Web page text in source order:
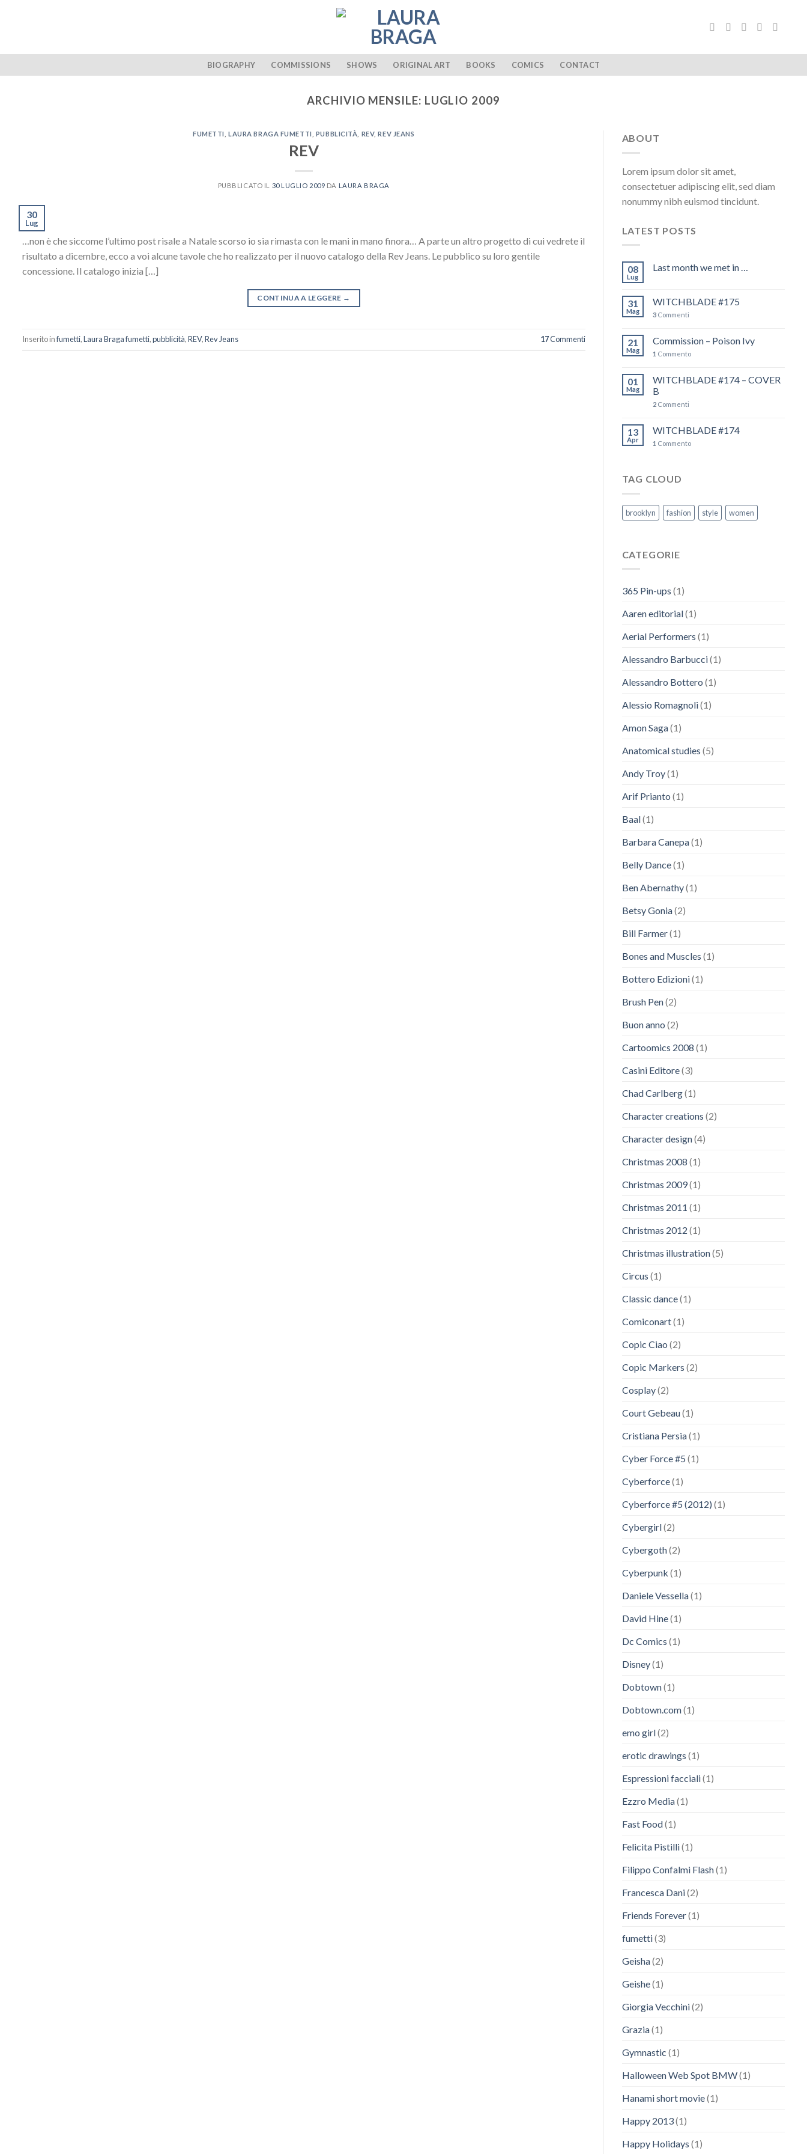
BIOGRAPHY COMMISSIONS SHOWS ORIGINAL ART BOOKS COMICS CONTACT
ARCHIVIO MENSILE: LUGLIO 2009
FUMETTI ,LAURA BRAGA FUMETTI PUBBLICITÀ REV,REV JEANS
REV
PUBBLICATO IL 30 LUGLIO 2009 DA LAURA BRAGA
30
Lug
…non è che siccome l’ultimo post risale a Natale scorso io sia rimasta con le mani in mano finora… A parte un altro progetto di cui vedrete il
risultato a dicembre, ecco a voi alcune tavole che ho realizzato per il nuovo catalogo della Rev Jeans. Le pubblico su loro gentile
concessione. Il catalogo inizia […]
CONTINUA A LEGGERE →
Inserito infumetti,Laura Braga fumetti,pubblicità,REV,Rev Jeans 17Commenti
ABOUT
Lorem ipsum dolor sit amet,
consectetuer adipiscing elit, sed diam
nonummy nibh euismod tincidunt.
LATEST POSTS
08
Lug
Last month we met in …
31
Mag
WITCHBLADE #175
3Commenti
21
Mag
Commission – Poison Ivy
1 Commento
01
Mag
WITCHBLADE #174 – COVER
B
2Commenti
13
Apr
WITCHBLADE #174
1 Commento
TAG CLOUD
brooklyn fashion style women
CATEGORIE
365 Pin-ups (1)
Aaren editorial(1)
Aerial Performers (1)
Alessandro Barbucci(1)
Alessandro Bottero (1)
Alessio Romagnoli(1)
Amon Saga(1)
Anatomical studies (5)
Andy Troy(1)
Arif Prianto (1)
Baal(1)
Barbara Canepa(1)
Belly Dance(1)
Ben Abernathy(1)
Betsy Gonia(2)
Bill Farmer(1)
Bones and Muscles (1)
Bottero Edizioni(1)
Brush Pen(2)
Buon anno (2)
Cartoomics 2008 (1)
Casini Editore(3)
Chad Carlberg(1)
Character creations (2)
Character design(4)
Christmas 2008 (1)
Christmas 2009(1)
Christmas 2011 (1)
Christmas 2012 (1)
Christmas illustration(5)
Circus (1)
Classic dance(1)
Comiconart(1)
Copic Ciao (2)
Copic Markers (2)
Cosplay(2)
Court Gebeau(1)
Cristiana Persia(1)
Cyber Force #5 (1)
Cyberforce(1)
Cyberforce #5 (2012) (1)
Cybergirl(2)
Cybergoth(2)
Cyberpunk (1)
Daniele Vessella(1)
David Hine(1)
Dc Comics (1)
Disney(1)
Dobtown(1)
Dobtown.com(1)
emo girl(2)
erotic drawings (1)
Espressioni facciali(1)
Ezzro Media(1)
Fast Food(1)
Felicita Pistilli(1)
Filippo Confalmi Flash(1)
Francesca Dani(2)
Friends Forever(1)
fumetti(3)
Geisha(2)
Geishe(1)
Giorgia Vecchini(2)
Grazia(1)
Gymnastic (1)
Halloween Web Spot BMW(1)
Hanami short movie(1)
Happy 2013(1)
Happy Holidays (1)